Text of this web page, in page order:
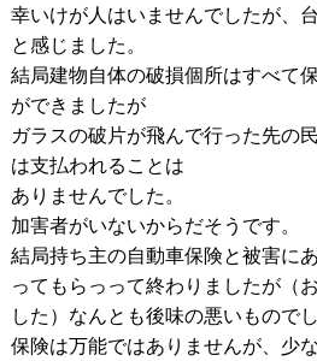
幸いけが人はいませんでしたが、
と感じました。
結局建物自体の破損個所はすべて
ができましたが
ガラスの破片が飛んで行った先の
は支払われることは
ありませんでした。
加害者がいないからだそうです。
結局持ち主の自動車保険と被害に
ってもらっって終わりましたが（
した）なんとも後味の悪いものでし
保険は万能ではありませんが、少